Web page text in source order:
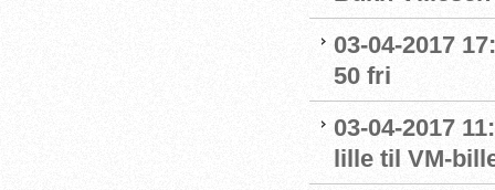
03-04-2017
50 fri
03-04-2017
lille til VM-